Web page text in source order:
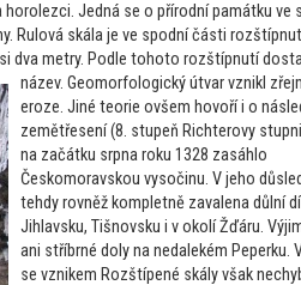
Jedná se o přírodní památku ve
Rulová skála je ve spodní části
dva metry. Podle tohoto rozštípnutí
název. Geomorfologický útvar vznikl
eroze. Jiné teorie ovšem hovoří i o
zemětřesení (8. stupeň Richterovy
na začátku srpna roku 1328 zasáhlo
Českomoravskou vysočinu. V jeho
tehdy rovněž kompletně zavalena důlní
Jihlavsku, Tišnovsku i v okolí Žďáru.
ani stříbrné doly na nedalekém Peperku.
se vznikem Rozštípené skály však